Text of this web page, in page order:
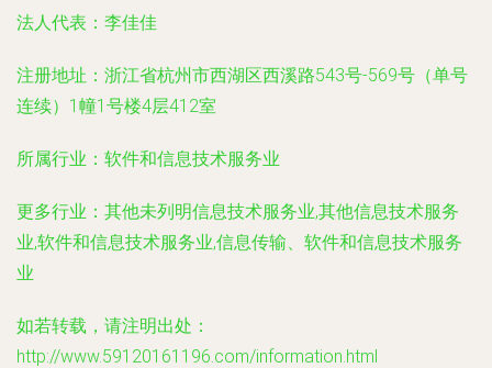
法人代表： 李佳佳
注册地址： 浙江省杭州市西湖区西溪路543号-569号（单号
连续）1幢1号楼4层412室
所属行业： 软件和信息技术服务业
更多行业： 其他未列明信息技术服务业,其他信息技术服务
业,软件和信息技术服务业,信息传输、软件和信息技术服务
业
如若转载，请注明出处：
http://www.59120161196.com/information.html